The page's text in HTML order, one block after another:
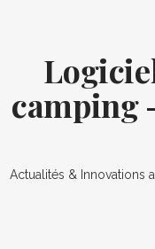
camping
Actualités & Innovations